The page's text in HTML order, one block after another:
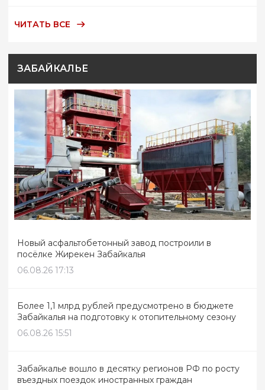
ЧИТАТЬ ВСЕ
ЗАБАЙКАЛЬЕ
Новый асфальтобетонный завод построили в
посёлке Жирекен Забайкалья
06.08.26 17:13
Более 1,1 млрд рублей предусмотрено в бюджете
Забайкалья на подготовку к отопительному сезону
06.08.26 15:51
Забайкалье вошло в десятку регионов РФ по росту
въездных поездок иностранных граждан